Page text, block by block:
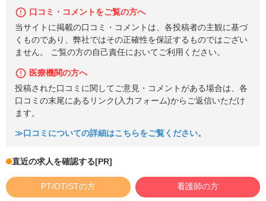
口コミ・コメントをご覧の方へ
当サイトに掲載の口コミ・コメントは、各投稿者の主観に基づ
くものであり、弊社ではその正確性を保証するものではござい
ません。 ご覧の方の自己責任においてご利用ください。
医療機関の方へ
投稿された口コミに関してご意見・コメントがある場合は、各
口コミの末尾にあるリンク(入力フォーム)からご返信いただけ
ます。
≫口コミについての詳細はこちらをご覧ください。
直近の求人を確認する[PR]
PT/OT/STの方 看護師の方